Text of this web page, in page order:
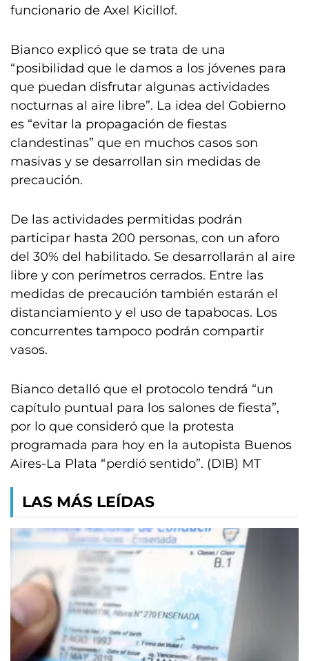
funcionario de Axel Kicillof.
Bianco explicó que se trata de una
“posibilidad que le damos a los jóvenes para
que puedan disfrutar algunas actividades
nocturnas al aire libre”. La idea del Gobierno
es “evitar la propagación de fiestas
clandestinas” que en muchos casos son
masivas y se desarrollan sin medidas de
precaución.
De las actividades permitidas podrán
participar hasta 200 personas, con un aforo
del 30% del habilitado. Se desarrollarán al aire
libre y con perímetros cerrados. Entre las
medidas de precaución también estarán el
distanciamiento y el uso de tapabocas. Los
concurrentes tampoco podrán compartir
vasos.
Bianco detalló que el protocolo tendrá “un
capítulo puntual para los salones de fiesta”,
por lo que consideró que la protesta
programada para hoy en la autopista Buenos
Aires-La Plata “perdió sentido”. (DIB) MT
LAS MÁS LEÍDAS